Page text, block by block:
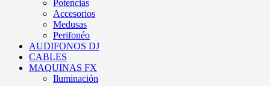
Potencias
Accesorios
Medusas
Perifonéo
AUDIFONOS DJ
CABLES
MAQUINAS FX
Iluminación